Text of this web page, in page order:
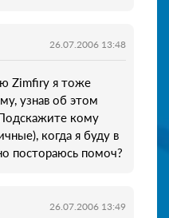
26.07.2006 13:48
Zimfirу я тоже
узнав об этом
кому
когда я буду в
постораюсь помоч?
26.07.2006 13:49